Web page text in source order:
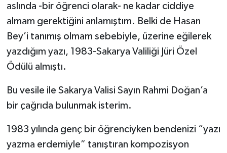
aslında -bir öğrenci olarak- ne kadar ciddiye
almam gerektiğini anlamıştım. Belki de Hasan
Bey’i tanımış olmam sebebiyle, üzerine eğilerek
yazdığım yazı, 1983-Sakarya Valiliği Jüri Özel
Ödülü almıştı.
Bu vesile ile Sakarya Valisi Sayın Rahmi Doğan’a
bir çağrıda bulunmak isterim.
1983 yılında genç bir öğrenciyken bendenizi “yazı
yazma erdemiyle” tanıştıran kompozisyon